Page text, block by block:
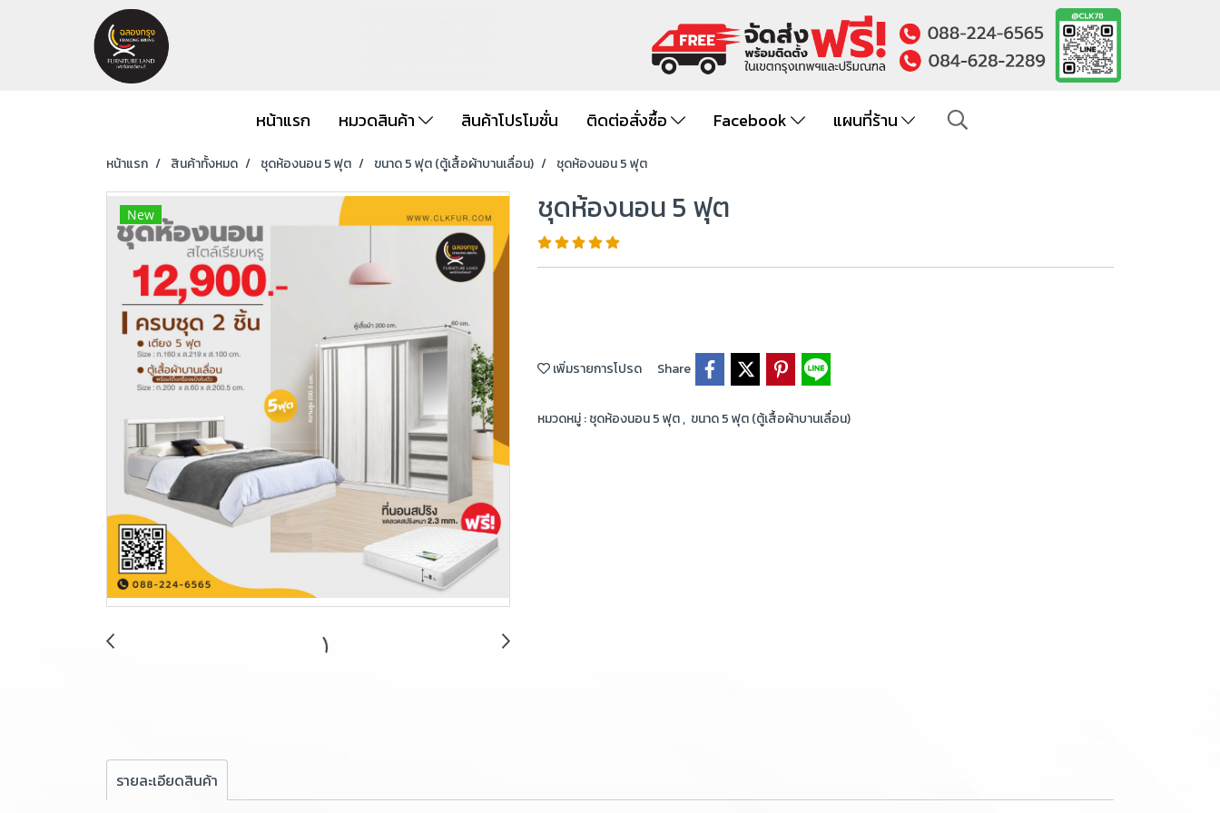
หน้าแรก หมวดสินค้า สินค้าโปรโมชั่น ติดต่อสั่งซื้อ Facebook แผนที่ร้าน
หน้าแรก สินค้าทั้งหมด ชุดห้องนอน 5 ฟุต ขนาด 5 ฟุต (ตู้เสื้อผ้าบานเลื่อน) ชุดห้องนอน 5 ฟุต
New ชุดห้องนอน 5 ฟุต
เพิ่มรายการโปรด Share
หมวดหมู่ :ชุดห้องนอน 5 ฟุต, ขนาด 5 ฟุต (ตู้เสื้อผ้าบานเลื่อน)
รายละเอียดสินค้า